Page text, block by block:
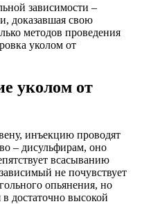
зависимости –
доказавшая свою
методов проведения
уколом от
уколом от
инъекцию проводят
– дисульфирам, оно
всасыванию
не почувствует
опьянения, но
достаточно высокой